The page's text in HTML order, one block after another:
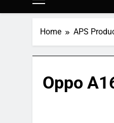
Home APS
Oppo